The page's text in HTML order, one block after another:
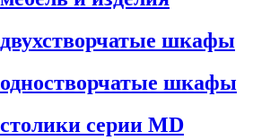
шкафы
шкафы
серии MD